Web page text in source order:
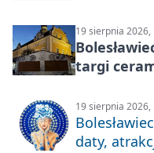
19 sierpnia 2026,
targi
19 sierpnia 2026,
daty,